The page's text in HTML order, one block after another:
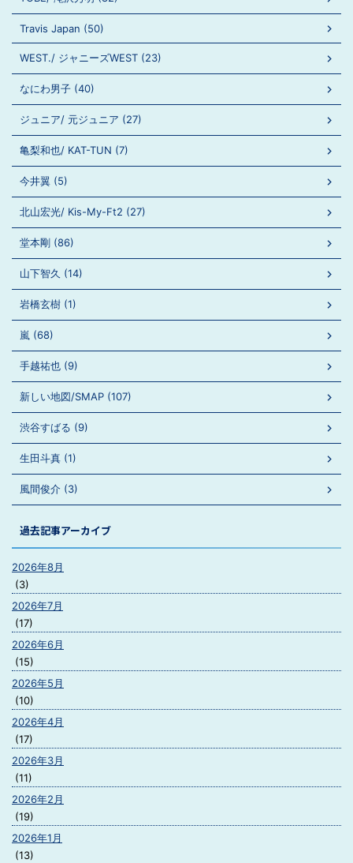
Travis Japan (50)
WEST./ ジャニーズWEST (23)
なにわ男子 (40)
ジュニア/ 元ジュニア (27)
亀梨和也/ KAT-TUN (7)
今井翼 (5)
北山宏光/ Kis-My-Ft2 (27)
堂本剛 (86)
山下智久 (14)
岩橋玄樹 (1)
嵐 (68)
手越祐也 (9)
新しい地図/SMAP (107)
渋谷すばる (9)
生田斗真 (1)
風間俊介 (3)
過去記事アーカイブ
2026年8月
(3)
2026年7月
(17)
2026年6月
(15)
2026年5月
(10)
2026年4月
(17)
2026年3月
(11)
2026年2月
(19)
2026年1月
(13)